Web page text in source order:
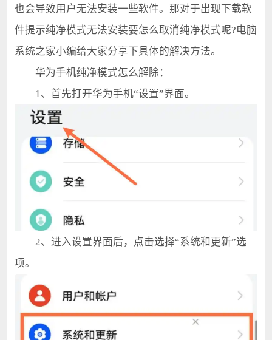
也会导致用户无法安装一些软件。那对于出现下载软
件提示纯净模式无法安装要怎么取消纯净模式呢?电脑
系统之家小编给大家分享下具体的解决方法。
华为手机纯净模式怎么解除：
1、首先打开华为手机“设置”界面。
2、进入设置界面后，点击选择“系统和更新”选
项。